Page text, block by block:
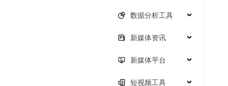
数据分析工具
新媒体资讯
新媒体平台
短视频工具